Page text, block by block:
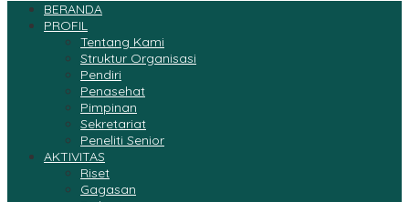
BERANDA
PROFIL
Tentang Kami
Struktur Organisasi
Pendiri
Penasehat
Pimpinan
Sekretariat
Peneliti Senior
AKTIVITAS
Riset
Gagasan